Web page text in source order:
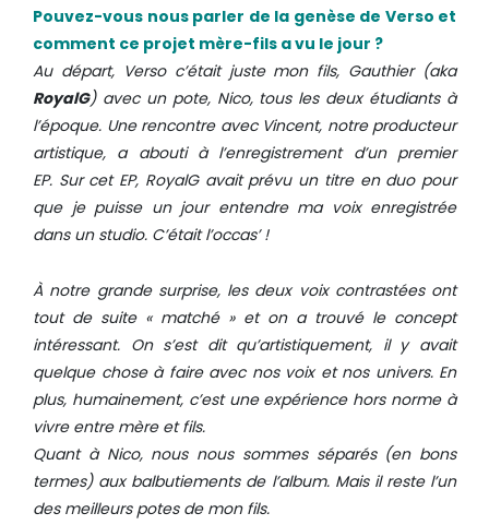
Pouvez-vous nous parler de la genèse de Verso et
comment ce projet mère-fils a vu le jour ?
Au départ, Verso c’était juste mon fils, Gauthier (aka
RoyalG) avec un pote, Nico, tous les deux étudiants à
l’époque. Une rencontre avec Vincent, notre producteur
artistique, a abouti à l’enregistrement d’un premier
EP. Sur cet EP, RoyalG avait prévu un titre en duo pour
que je puisse un jour entendre ma voix enregistrée
dans un studio. C’était l’occas’ !
À notre grande surprise, les deux voix contrastées ont
tout de suite « matché » et on a trouvé le concept
intéressant. On s’est dit qu’artistiquement, il y avait
quelque chose à faire avec nos voix et nos univers. En
plus, humainement, c’est une expérience hors norme à
vivre entre mère et fils.
Quant à Nico, nous nous sommes séparés (en bons
termes) aux balbutiements de l’album. Mais il reste l’un
des meilleurs potes de mon fils.